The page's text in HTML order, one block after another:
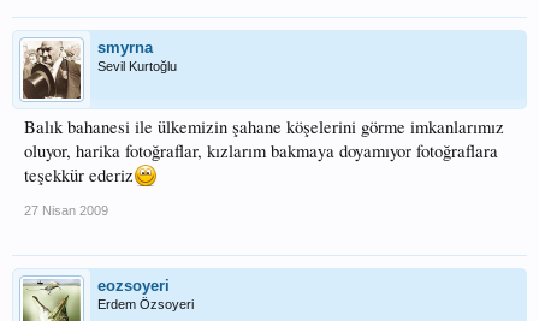
smyrna
Sevil Kurtoğlu
Balık bahanesi ile ülkemizin şahane köşelerini görme imkanlarımız
oluyor, harika fotoğraflar, kızlarım bakmaya doyamıyor fotoğraflara
teşekkür ederiz
27 Nisan 2009
eozsoyeri
Erdem Özsoyeri